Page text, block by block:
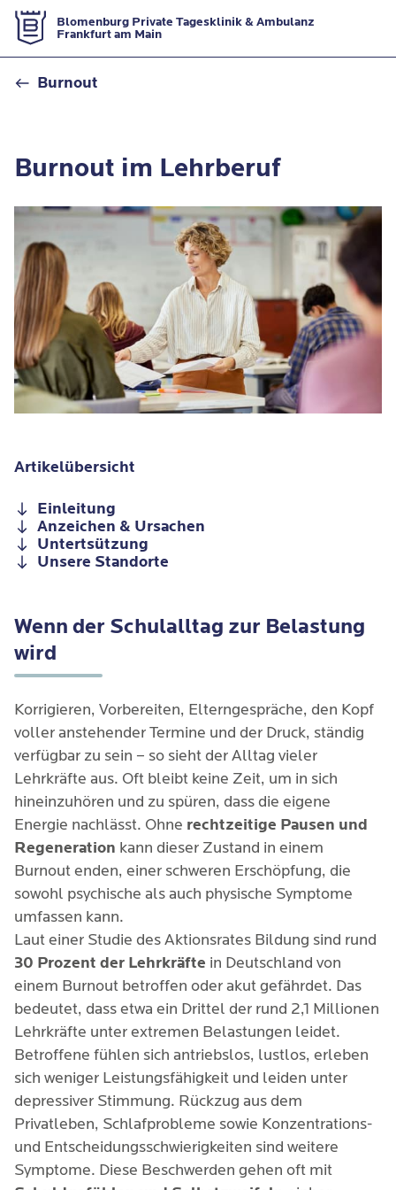
Zur Startseite
Blomenburg Private Tagesklinik & Ambulanz
Frankfurt am Main
Burnout
Burnout im Lehrberuf
Artikelübersicht
Einleitung
Anzeichen & Ursachen
Untertsützung
Unsere Standorte
Wenn der Schulalltag zur Belastung
wird
Korrigieren, Vorbereiten, Elterngespräche, den Kopf
voller anstehender Termine und der Druck, ständig
verfügbar zu sein – so sieht der Alltag vieler
Lehrkräfte aus. Oft bleibt keine Zeit, um in sich
hineinzuhören und zu spüren, dass die eigene
Energie nachlässt. Ohne rechtzeitige Pausen und
Regeneration kann dieser Zustand in einem
Burnout enden, einer schweren Erschöpfung, die
sowohl psychische als auch physische Symptome
umfassen kann.
Laut einer Studie des Aktionsrates Bildung sind rund
30 Prozent der Lehrkräfte in Deutschland von
einem Burnout betroffen oder akut gefährdet. Das
bedeutet, dass etwa ein Drittel der rund 2,1 Millionen
Lehrkräfte unter extremen Belastungen leidet.
Betroffene fühlen sich antriebslos, lustlos, erleben
sich weniger Leistungsfähigkeit und leiden unter
depressiver Stimmung. Rückzug aus dem
Privatleben, Schlafprobleme sowie Konzentrations-
und Entscheidungsschwierigkeiten sind weitere
Symptome. Diese Beschwerden gehen oft mit